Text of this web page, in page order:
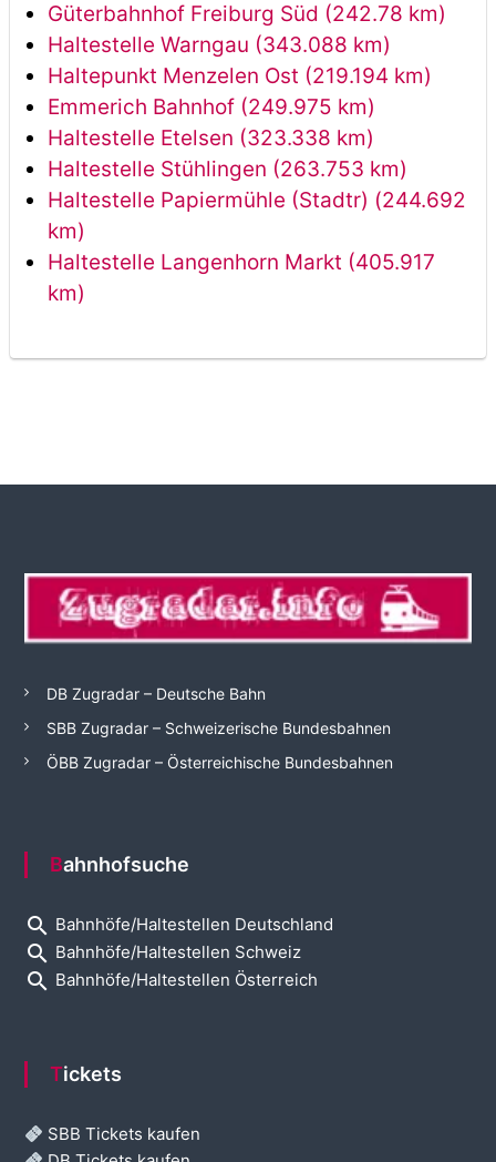
Güterbahnhof Freiburg Süd (242.78 km)
Haltestelle Warngau (343.088 km)
Haltepunkt Menzelen Ost (219.194 km)
Emmerich Bahnhof (249.975 km)
Haltestelle Etelsen (323.338 km)
Haltestelle Stühlingen (263.753 km)
Haltestelle Papiermühle (Stadtr) (244.692
km)
Haltestelle Langenhorn Markt (405.917
km)
DB Zugradar – Deutsche Bahn
SBB Zugradar – Schweizerische Bundesbahnen
ÖBB Zugradar – Österreichische Bundesbahnen
Bahnhofsuche
search Bahnhöfe/Haltestellen Deutschland
search Bahnhöfe/Haltestellen Schweiz
search Bahnhöfe/Haltestellen Österreich
Tickets
SBB Tickets kaufen